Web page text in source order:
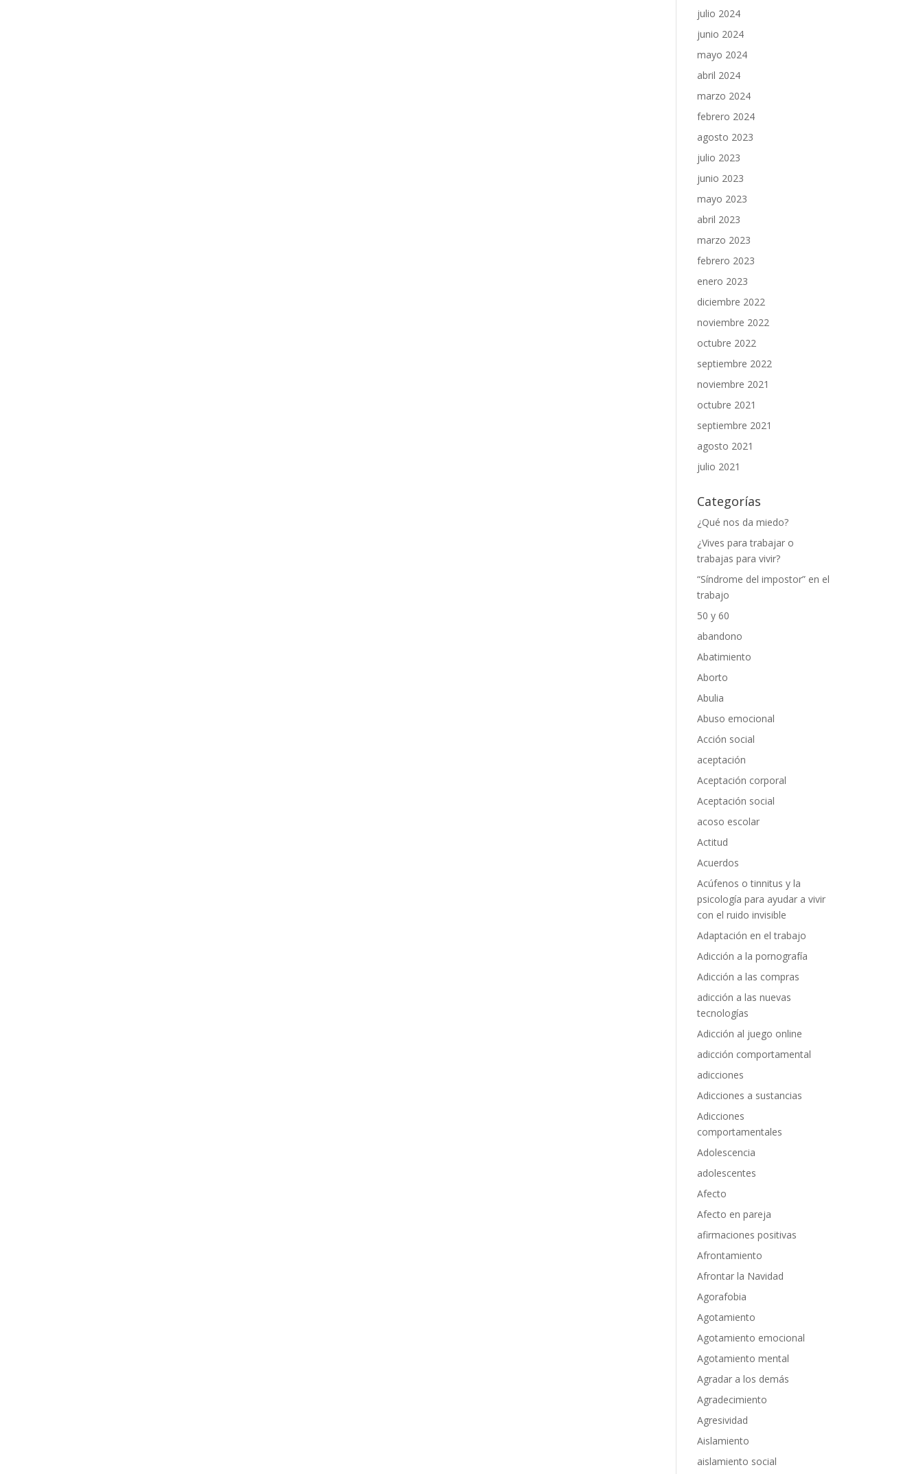
julio 2024
junio 2024
mayo 2024
abril 2024
marzo 2024
febrero 2024
agosto 2023
julio 2023
junio 2023
mayo 2023
abril 2023
marzo 2023
febrero 2023
enero 2023
diciembre 2022
noviembre 2022
octubre 2022
septiembre 2022
noviembre 2021
octubre 2021
septiembre 2021
agosto 2021
julio 2021
Categorías
¿Qué nos da miedo?
¿Vives para trabajar o
trabajas para vivir?
“Síndrome del impostor” en el
trabajo
50 y 60
abandono
Abatimiento
Aborto
Abulia
Abuso emocional
Acción social
aceptación
Aceptación corporal
Aceptación social
acoso escolar
Actitud
Acuerdos
Acúfenos o tinnitus y la
psicología para ayudar a vivir
con el ruido invisible
Adaptación en el trabajo
Adicción a la pornografía
Adicción a las compras
adicción a las nuevas
tecnologías
Adicción al juego online
adicción comportamental
adicciones
Adicciones a sustancias
Adicciones
comportamentales
Adolescencia
adolescentes
Afecto
Afecto en pareja
afirmaciones positivas
Afrontamiento
Afrontar la Navidad
Agorafobia
Agotamiento
Agotamiento emocional
Agotamiento mental
Agradar a los demás
Agradecimiento
Agresividad
Aislamiento
aislamiento social